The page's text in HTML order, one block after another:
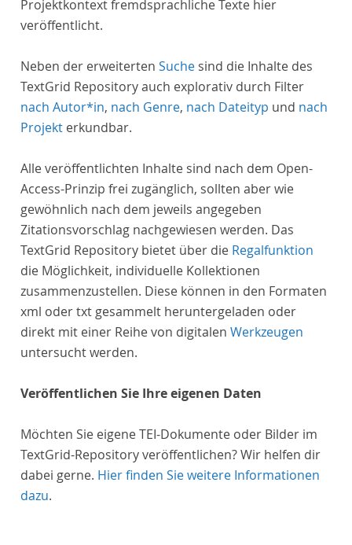
Projektkontext fremdsprachliche Texte hier
veröffentlicht.
Neben der erweiterten Suche sind die Inhalte des
TextGrid Repository auch explorativ durch Filter
nach Autor*in, nach Genre, nach Dateityp und nach
Projekt erkundbar.
Alle veröffentlichten Inhalte sind nach dem Open-
Access-Prinzip frei zugänglich, sollten aber wie
gewöhnlich nach dem jeweils angegeben
Zitationsvorschlag nachgewiesen werden. Das
TextGrid Repository bietet über die Regalfunktion
die Möglichkeit, individuelle Kollektionen
zusammenzustellen. Diese können in den Formaten
xml oder txt gesammelt heruntergeladen oder
direkt mit einer Reihe von digitalen Werkzeugen
untersucht werden.
Veröffentlichen Sie Ihre eigenen Daten
Möchten Sie eigene TEI-Dokumente oder Bilder im
TextGrid-Repository veröffentlichen? Wir helfen dir
dabei gerne. Hier finden Sie weitere Informationen
dazu.